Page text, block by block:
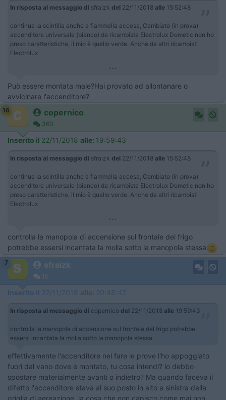
In risposta al messaggio di sfraizk del 22/11/2018 alle 15:52:48
continua la scintilla anche a fiammella accesa, Cambiato (in prova)
accenditore universale (bianco) da ricambista Electrolux Dometic non ho
preso caratteristiche, il mio è quello verde. Anche da altri ricambisti
Electrolux
...
Può essere montata male?Hai provato ad allontanare o
avvicinare l'accenditore?
16 copernico
360
Inserito il 22/11/2018 alle: 19:59:43
In risposta al messaggio di sfraizk del 22/11/2018 alle 15:52:48
continua la scintilla anche a fiammella accesa, Cambiato (in prova)
accenditore universale (bianco) da ricambista Electrolux Dometic non ho
preso caratteristiche, il mio è quello verde. Anche da altri ricambisti
Electrolux
...
controlla la manopola di accensione sul frontale del frigo
potrebbe essersi incantata la molla sotto la manopola stessa
7 sfraizk
10
Inserito il 22/11/2018 alle: 20:48:47
In risposta al messaggio di copernico del 22/11/2018 alle 19:59:43
controlla la manopola di accensione sul frontale del frigo potrebbe
essersi incantata la molla sotto la manopola stessa
effettivamente l'accenditore nel fare le prove l'ho appoggiato
fuori dal vano dove è montato, tu cosa intendi? lo debbo
spostare materialmente avanti o indietro? Ma quando faceva il
difetto l'accenditore stava al suo posto in alto a sinistra della
griglia di aereazione, la cosa che non capisco come mai non